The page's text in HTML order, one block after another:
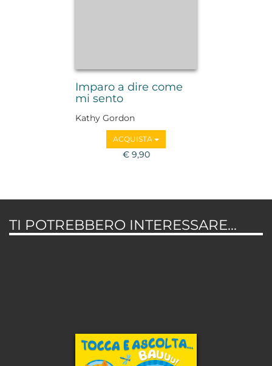
Imparo a dire come
mi sento
Kathy Gordon
ACQUISTA
€ 9,90
TI POTREBBERO INTERESSARE...